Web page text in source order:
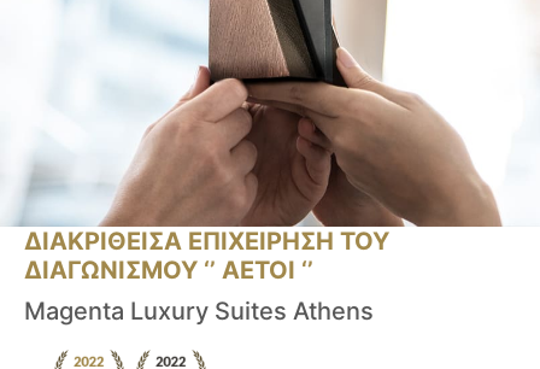
ΔΙΑΚΡΙΘΕΙΣΑ ΕΠΙΧΕΙΡΗΣΗ ΤΟΥ
ΔΙΑΓΩΝΙΣΜΟΥ ‘’ ΑΕΤΟΙ ‘’
Magenta Luxury Suites Athens